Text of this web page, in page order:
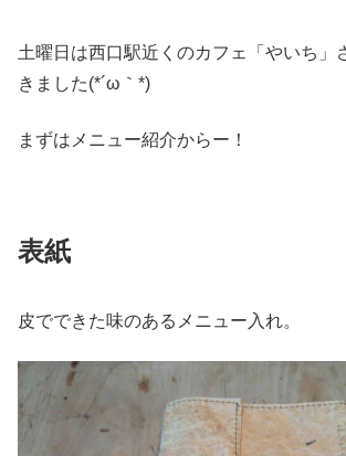
土曜日は西口駅近くのカフェ「やいち」
きました(*´ω｀*)
まずはメニュー紹介からー！
表紙
皮でできた味のあるメニュー入れ。